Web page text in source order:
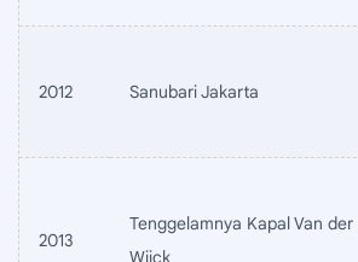
2012 Sanubari Jakarta
2013
Tenggelamnya Kapal Van der
Wijck